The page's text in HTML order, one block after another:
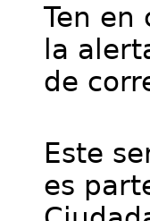
Ten en
la
de
Este
es